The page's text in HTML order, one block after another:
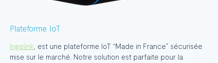
Plateforme IoT
Ingelink, est une plateforme IoT “Made in France” sécurisée
mise sur le marché. Notre solution est parfaite pour la